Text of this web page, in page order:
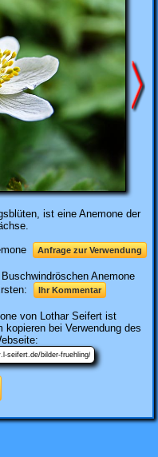
ist eine Anemone der
Anfrage zur Verwendung
Anemone
Ihr Kommentar
von Lothar Seifert ist
bei Verwendung des